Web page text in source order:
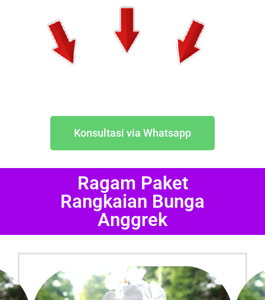
Konsultasi via Whatsapp
Ragam Paket
Rangkaian Bunga
Anggrek